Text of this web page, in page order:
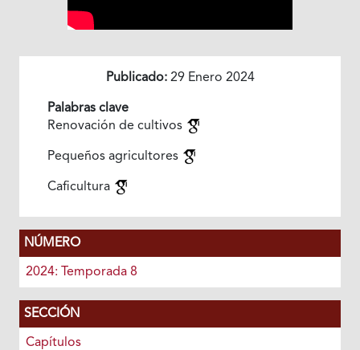
Publicado:29 Enero 2024
Palabras clave
Renovación de cultivos
Pequeños agricultores
Caficultura
NÚMERO
2024: Temporada 8
SECCIÓN
Capítulos